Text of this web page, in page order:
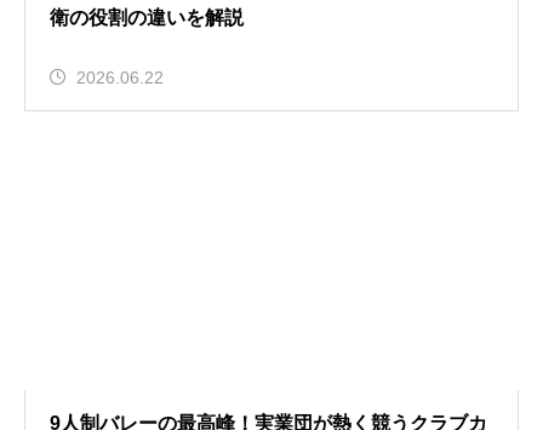
衛の役割の違いを解説
2026.06.22
9人制バレーの最高峰！実業団が熱く競うクラブカ